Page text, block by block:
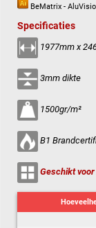
BeMatrix -
Specificaties
1977mm x
3mm dikte
1500gr/m²
B1
Geschikt